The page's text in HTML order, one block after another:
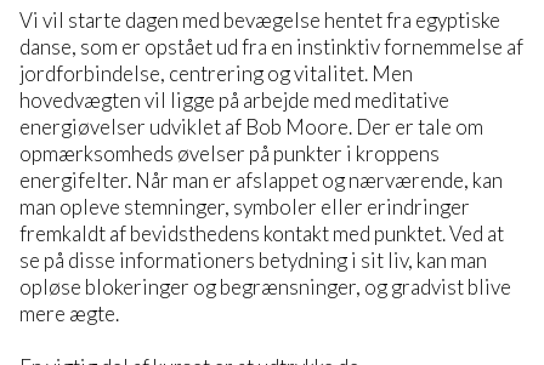
Vi vil starte dagen med bevægelse hentet fra egyptiske
danse, som er opstået ud fra en instinktiv fornemmelse af
jordforbindelse, centrering og vitalitet. Men
hovedvægten vil ligge på arbejde med meditative
energiøvelser udviklet af Bob Moore. Der er tale om
opmærksomheds øvelser på punkter i kroppens
energifelter. Når man er afslappet og nærværende, kan
man opleve stemninger, symboler eller erindringer
fremkaldt af bevidsthedens kontakt med punktet. Ved at
se på disse informationers betydning i sit liv, kan man
opløse blokeringer og begrænsninger, og gradvist blive
mere ægte.